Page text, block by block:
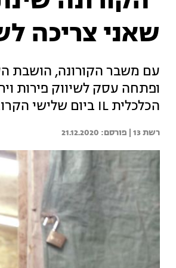
שאני צריכה
עם משבר הקורונה, הושבת
הכלכלית IL ביום שלישי הקרוב, ברשת 13
רשת 13 | 21.12.2020